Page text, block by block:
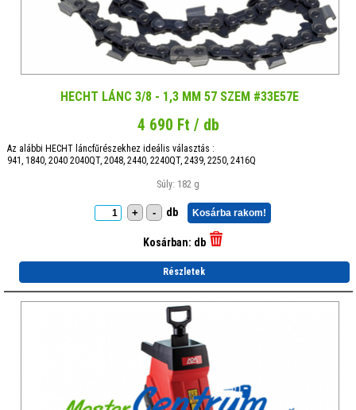
HECHT LÁNC 3/8 - 1,3 MM 57 SZEM #33E57E
4 690 Ft / db
Az alábbi HECHT láncfűrészekhez ideális választás :
941, 1840, 2040 2040QT, 2048, 2440, 2240QT, 2439, 2250, 2416Q
Súly: 182 g
+ - db Kosárba rakom!
Kosárban: db
Részletek